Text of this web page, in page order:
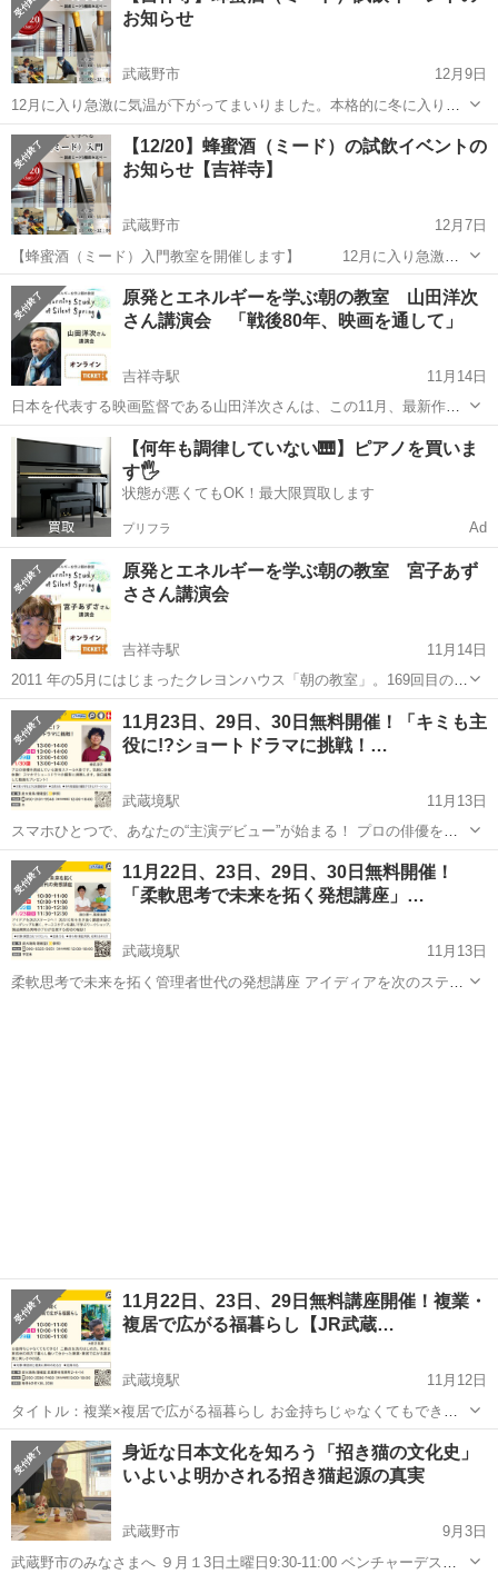
お知らせ
武蔵野市
12月9日
12月に入り急激に気温が下がってまいりました。本格的に冬に入りま
すね。 さて、この度ミードの入門教室を開催させていただきま
す。 ミードとは蜂蜜を発酵させて造ったお酒で、あまり知られてはい
ませんが「世界最古のお...
東京 武蔵野市 セミナー 会場
【12/20】蜂蜜酒（ミード）の試飲イベントの
お知らせ【吉祥寺】
武蔵野市
12月7日
【蜂蜜酒（ミード）入門教室を開催します】 12月に入り急激に
気温が下がってまいりました。本格的に冬に入りますね。 さ
て、この度ミードの入門教室を開催させていただきます。 ミードとは
蜂蜜を発酵させ...
東京 武蔵野市 セミナー 会場
原発とエネルギーを学ぶ朝の教室 山田洋次
さん講演会 「戦後80年、映画を通して」
吉祥寺駅
11月14日
日本を代表する映画監督である山田洋次さんは、この11月、最新作
「TOKYOタクシー」を公開されます。60年を超える映画制作のなか
で、戦後日本の社会の変化を見据えながら、人間の「幸福」を見つめ
続けてきた山田監督。その作品は、市...
東京 武蔵野市 吉祥寺駅 セミナー 会場
【何年も調律していない🎹】ピアノを買いま
す🖐️
状態が悪くてもOK！最大限買取します
プリフラ Ad
原発とエネルギーを学ぶ朝の教室 宮子あず
ささん講演会
吉祥寺駅
11月14日
2011 年の5月にはじまったクレヨンハウス「朝の教室」。169回目の
「朝の教室」の講師は、看護師でコラムニストでもある、宮子あずさ
さんです。 「医療」は、高度に専門化された分野であるため、わたし
たち、医療の「受け手」...
東京 武蔵野市 吉祥寺駅 セミナー 会場
11月23日、29日、30日無料開催！「キミも主
役に!?ショートドラマに挑戦！…
武蔵境駅
11月13日
スマホひとつで、あなたの“主演デビュー”が始まる！ プロの俳優を育
成している演技スクールのACT芸能進学校による気軽に俳優体験がで
きるプログラム。今回は、スマホでショートドラマの撮影に挑戦しま
す。後日撮影した動画をプレ...
東京 武蔵野市 武蔵境駅 セミナー 俳優
11月22日、23日、29日、30日無料開催！
「柔軟思考で未来を拓く発想講座」…
武蔵境駅
11月13日
柔軟思考で未来を拓く管理者世代の発想講座 アイディアを次のステー
11月22日、23日、29日無料講座開催！複業・
複居で広がる福暮らし【JR武蔵…
武蔵境駅
11月12日
タイトル：複業×複居で広がる福暮らし お金持ちじゃなくてもでき
る！二拠点生活のはじめ方。東京と東信州の両方で暮らし、働いて分
かった兼業・兼居で広がる選択肢と楽しさのお話。 申込URL：
http://mail-to.lin...
東京 武蔵野市 武蔵境駅 セミナー ざのば
身近な日本文化を知ろう「招き猫の文化史」
いよいよ明かされる招き猫起源の真実
武蔵野市
9月3日
武蔵野市のみなさまへ ９月１3日土曜日9:30-11:00 ベンチャーデスク